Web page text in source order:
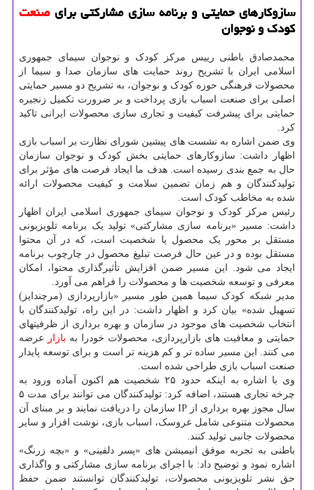
سازوکارهای حمایتی و برنامه سازی مشارکتی برای صنعت
کودک و نوجوان
محمدصادق باطنی رییس مرکز کودک و نوجوان سیمای جمهوری
اسلامی ایران با تشریح روند حمایت های سازمان صدا و سیما از
محصولات فرهنگی حوزه کودک و نوجوان، به تشریح دو مسیر حمایتی
اصلی برای صنعت اسباب بازی پرداخت و بر ضرورت تکمیل زنجیره
حمایتی برای پیشرفت کیفیت و تجاری سازی محصولات ایرانی تاکید
کرد.
وی ضمن اشاره به نشست های پیشین شورای نظارت بر اسباب بازی
اظهار داشت: سازوکارهای حمایتی بخش کودک و نوجوان سازمان
حال به جمع بندی رسیده است. هدف ما ایجاد فرصت های مؤثر برای
تولیدکنندگان و هم زمان تضمین سلامت و کیفیت محصولات ارائه
شده به مخاطب کودک است.
رئیس مرکز کودک و نوجوان سیمای جمهوری اسلامی ایران اظهار
داشت: مسیر «برنامه سازی مشارکتی» تولید یک برنامه تلویزیونی
مستقل بر محور یک محصول یا شخصیت است، که در آن محتوا
مستقل بوده و در عین حال فرصت تبلیغ محصول در چارچوب برنامه
ایجاد می شود. این مسیر ضمن افزایش تأثیرگذاری محتوا، امکان
معرفی و توسعه شخصیت ها و محصولات را فراهم می آورد.
مدیر شبکه کودک سیما همین طور مسیر «بازارپردازی (مرچندایز)
تسهیل شده» بیان کرد و اظهار داشت: در این راه، تولیدکنندگان با
انتخاب شخصیت های موجود در سازمان و بهره برداری از ظرفیتهای
حمایتی و معافیت های بازارپردازی، محصولات خودرا به بازار
عرضه
می کنند. این مسیر ساده تر و کم هزینه تر است و برای توسعه پایدار
صنعت اسباب بازی طراحی شده است.
وی با اشاره به اینکه حدود ۲۵ شخصیت هم اکنون آماده ورود به
چرخه تجاری هستند، اضافه کرد: تولیدکنندگان می توانند برای مدت ۵
سال مجوز بهره برداری از IP سازمان را دریافت نمایند و بر مبنای آن
محصولات متنوعی شامل عروسک، اسباب بازی، نوشت افزار و سایر
محصولات جانبی تولید کنند.
باطنی به تجربه موفق انیمیشن های «پسر دلفینی» و «بچه زرنگ»
اشاره نمود و توضیح داد: با اجرای برنامه سازی مشارکتی و واگذاری
حق نشر تلویزیونی محصولات، تولیدکنندگان توانستند ضمن حفظ